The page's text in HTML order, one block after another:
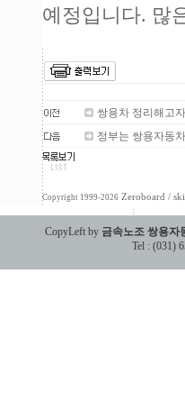
예정입니다. 많
쌍용차 정리해고
정부는 쌍용자동
Copyright 1999-2026 Zeroboard /
CopyLeft by 금속노조 쌍용자
Tel : (031)